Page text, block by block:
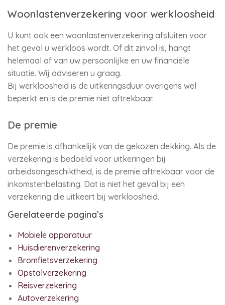
Woonlastenverzekering voor werkloosheid
U kunt ook een woonlastenverzekering afsluiten voor
het geval u werkloos wordt. Of dit zinvol is, hangt
helemaal af van uw persoonlijke en uw financiële
situatie. Wij adviseren u graag.
Bij werkloosheid is de uitkeringsduur overigens wel
beperkt en is de premie niet aftrekbaar.
De premie
De premie is afhankelijk van de gekozen dekking. Als de
verzekering is bedoeld voor uitkeringen bij
arbeidsongeschiktheid, is de premie aftrekbaar voor de
inkomstenbelasting. Dat is niet het geval bij een
verzekering die uitkeert bij werkloosheid.
Gerelateerde pagina’s
Mobiele apparatuur
Huisdierenverzekering
Bromfietsverzekering
Opstalverzekering
Reisverzekering
Autoverzekering